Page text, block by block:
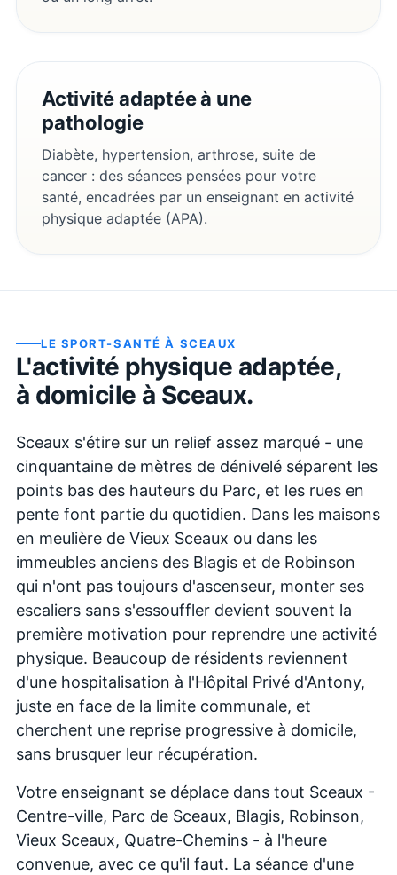
Activité adaptée à une
pathologie
Diabète, hypertension, arthrose, suite de
cancer : des séances pensées pour votre
santé, encadrées par un enseignant en activité
physique adaptée (APA).
LE SPORT-SANTÉ À SCEAUX
L'activité physique adaptée,
à domicile à Sceaux.
Sceaux s'étire sur un relief assez marqué - une
cinquantaine de mètres de dénivelé séparent les
points bas des hauteurs du Parc, et les rues en
pente font partie du quotidien. Dans les maisons
en meulière de Vieux Sceaux ou dans les
immeubles anciens des Blagis et de Robinson
qui n'ont pas toujours d'ascenseur, monter ses
escaliers sans s'essouffler devient souvent la
première motivation pour reprendre une activité
physique. Beaucoup de résidents reviennent
d'une hospitalisation à l'Hôpital Privé d'Antony,
juste en face de la limite communale, et
cherchent une reprise progressive à domicile,
sans brusquer leur récupération.
Votre enseignant se déplace dans tout Sceaux -
Centre-ville, Parc de Sceaux, Blagis, Robinson,
Vieux Sceaux, Quatre-Chemins - à l'heure
convenue, avec ce qu'il faut. La séance d'une